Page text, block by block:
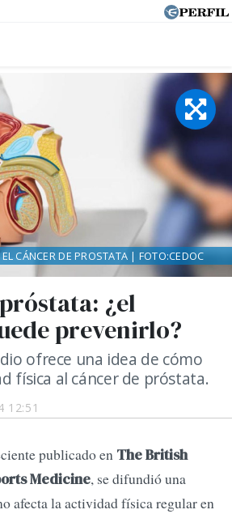
12:51
¿el
prevenirlo?
ofrece una idea de cómo
física al cáncer de próstata.
CÁNCER DE PROSTATA | FOTO:CEDOC
publicado en The British
Medicine, se difundió una
afecta la actividad física regular en